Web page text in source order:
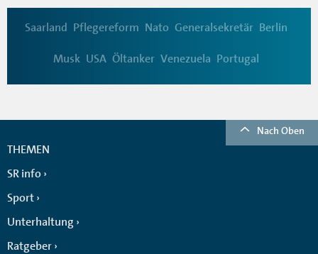
Saarland Pflegereform Nato Generalsekretär Berlin
Musk USA Öltanker Venezuela Portugal
Nach Oben
THEMEN
SR info
Sport
Unterhaltung
Ratgeber